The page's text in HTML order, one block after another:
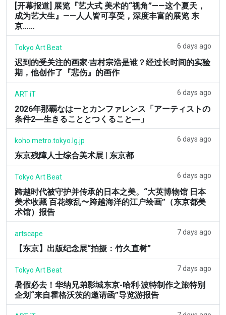
[开幕报道] 展览『艺大式 美术的“视角”——这个夏天，
成为艺大生』——人人皆可享受，深度丰富的展览 东
京……
Tokyo Art Beat 6 days ago
迟到的受关注的画家·吉村宗浩是谁？经过长时间的实验
期，他创作了『悲伤』的画作
ART iT 6 days ago
2026年那覇なはーとカンファレンス「アーティストの
条件2―生きることとつくること―」
koho.metro.tokyo.lg.jp 6 days ago
东京残障人士综合美术展 | 东京都
Tokyo Art Beat 6 days ago
跨越时代被守护并传承的日本之美。“大英博物馆 日本
美术收藏 百花缭乱〜跨越海洋的江户绘画”（东京都美
术馆）报告
artscape 7 days ago
【东京】出版纪念展“拍摄：竹久直树”
Tokyo Art Beat 7 days ago
暑假必去！华纳兄弟影城东京-哈利·波特制作之旅特别
企划“来自霍格沃茨的邀请函”导览游报告